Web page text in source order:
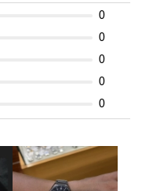
0
0
0
0
0